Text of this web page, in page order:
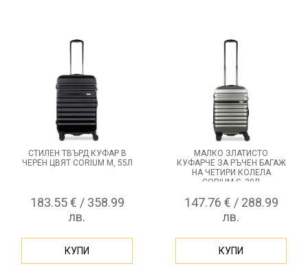
СТИЛЕН ТВЪРД КУФАР В
ЧЕРЕН ЦВЯТ CORIUM M, 55Л
183.55 € / 358.99
лв.
КУПИ
МАЛКО ЗЛАТИСТО
КУФАРЧЕ ЗА РЪЧЕН БАГАЖ
НА ЧЕТИРИ КОЛЕЛА
CORIUM S, 30Л
147.76 € / 288.99
лв.
КУПИ